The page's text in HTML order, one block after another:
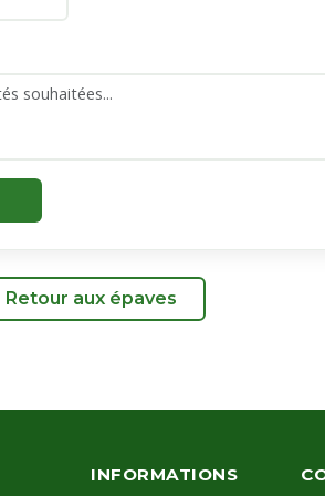
Retour aux épaves
INFORMATIONS